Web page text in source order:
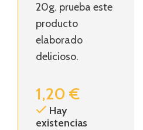
20g. prueba este
producto
elaborado
delicioso.
1,20€
Hay
existencias